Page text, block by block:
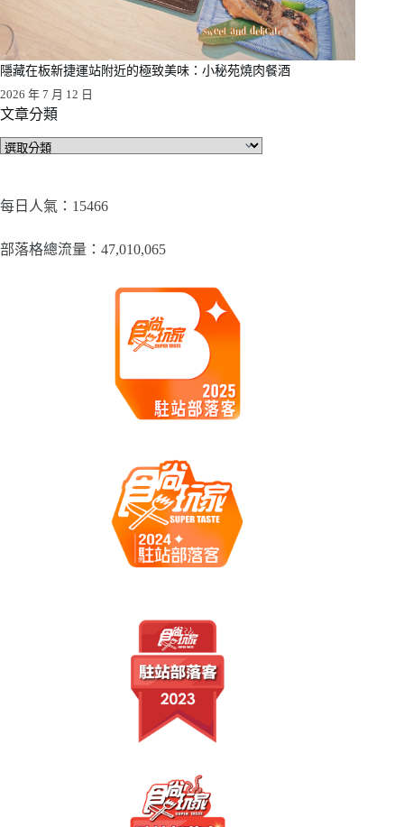
隱藏在板新捷運站附近的極致美味：小秘苑燒肉餐酒
2026 年 7 月 12 日
文章分類
文
類
每日人氣：15466
部落格總流量：​47,010,065